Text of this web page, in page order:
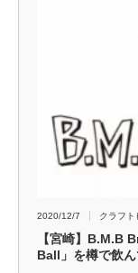
2020/12/7 クラフト
【宮崎】B.M.B
Ball」を樽で飲